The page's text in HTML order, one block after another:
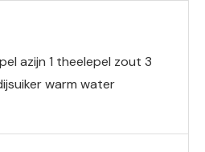
azijn 1 theelepel zout 3
warm water